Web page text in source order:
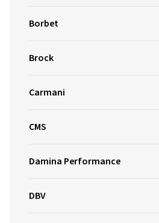
Borbet
Brock
Carmani
CMS
Damina Performance
DBV